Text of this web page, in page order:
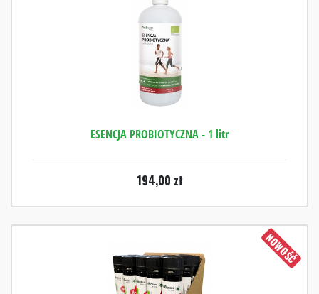
ESENCJA PROBIOTYCZNA - 1 litr
194,00 zł
NOWOŚĆ